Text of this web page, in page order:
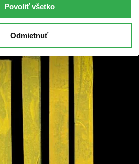
Povoliť všetko
Odmietnuť